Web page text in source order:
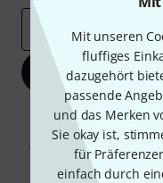
Mit unseren
fluffiges
dazugehört
passende
und das Merken
Sie okay ist,
für
einfach durch
E-Mail-Adresse
Mit Klick auf „Jetzt
Werbung und einer
Abmeldung ist jederzeit
unseren